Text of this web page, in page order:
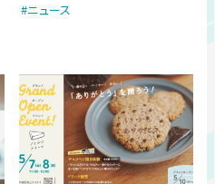
ニュース